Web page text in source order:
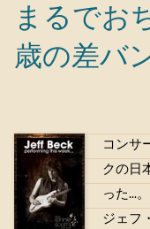
まるでお
歳の差バ
コンサ
クの日
った…。
ジェフ